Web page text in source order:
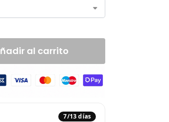
al carrito
7/13 días